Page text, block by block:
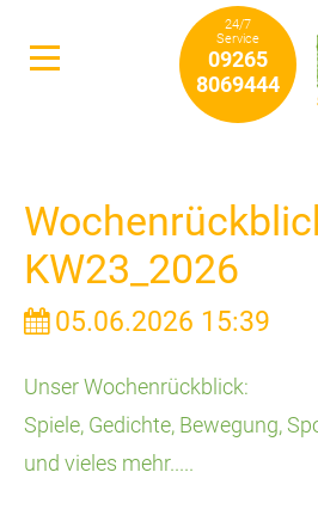
24/7
Service
09265
8069444
KW23_2026
05.06.2026 15:39
Unser Wochenrückblick:
Spiele, Gedichte, Bewegung,
und vieles mehr.....